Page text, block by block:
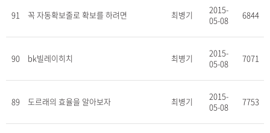
91 꼭 자동확보줄로 확보를 하려면 최병기
2015-
05-08
6844
90 bk빌레이히치 최병기
2015-
05-08
7071
89 도르래의 효율을 알아보자 최병기
2015-
05-08
7753